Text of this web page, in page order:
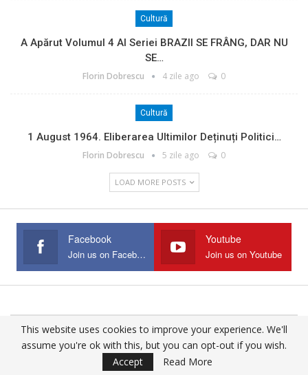
Cultură
A Apărut Volumul 4 Al Seriei BRAZII SE FRÂNG, DAR NU
SE…
Florin Dobrescu 4 zile ago 0
Cultură
1 August 1964. Eliberarea Ultimilor Deținuți Politici…
Florin Dobrescu 5 zile ago 0
LOAD MORE POSTS
Facebook
Join us on Facebook
Youtube
Join us on Youtube
© 2025 - All Rights Reserved.
Website Design:
Buciumul
This website uses cookies to improve your experience. We'll
assume you're ok with this, but you can opt-out if you wish.
Accept
Read More